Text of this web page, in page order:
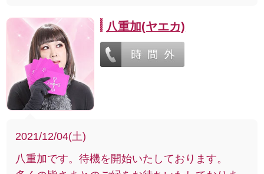
八重加(ヤエカ)
2021/12/04(土)
八重加です。待機を開始いたしております。